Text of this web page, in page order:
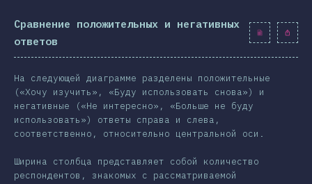
Сравнение положительных и негативных
ответов
На следующей диаграмме разделены положительные
(«Хочу изучить», «Буду использовать снова») и
негативные («Не интересно», «Больше не буду
использовать») ответы справа и слева,
соответственно, относительно центральной оси.
Ширина столбца представляет собой количество
респондентов, знакомых с рассматриваемой